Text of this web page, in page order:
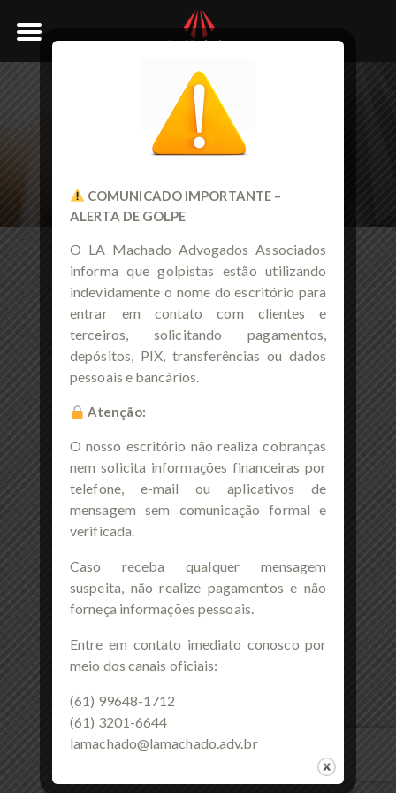
CABEÇALHO INTERNO
COMUNICADO IMPORTANTE –
ALERTA DE GOLPE
O LA Machado Advogados Associados
informa que golpistas estão utilizando
indevidamente o nome do escritório para
entrar em contato com clientes e
terceiros, solicitando pagamentos,
depósitos, PIX, transferências ou dados
pessoais e bancários.
Atenção:
O nosso escritório não realiza cobranças
nem solicita informações financeiras por
telefone, e-mail ou aplicativos de
mensagem sem comunicação formal e
verificada.
Caso receba qualquer mensagem
suspeita, não realize pagamentos e não
forneça informações pessoais.
Entre em contato imediato conosco por
meio dos canais oficiais:
(61) 99648-1712
(61) 3201-6644
lamachado@lamachado.adv.br